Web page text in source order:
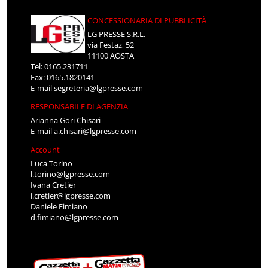
CONCESSIONARIA DI PUBBLICITÀ
LG PRESSE S.R.L.
via Festaz, 52
11100 AOSTA
Tel: 0165.231711
Fax: 0165.1820141
E-mailsegreteria@lgpresse.com
RESPONSABILE DI AGENZIA
Arianna Gori Chisari
E-maila.chisari@lgpresse.com
Account
Luca Torino
l.torino@lgpresse.com
Ivana Cretier
i.cretier@lgpresse.com
Daniele Fimiano
d.fimiano@lgpresse.com